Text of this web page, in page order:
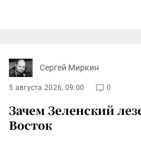
Сергей Миркин
5 августа 2026, 09:00 0
Зачем Зеленский
Восток